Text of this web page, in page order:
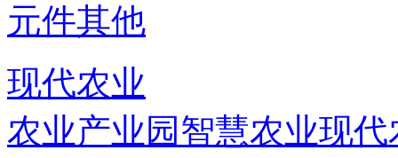
元件其他
现代农业
农业产业园智慧农业现代